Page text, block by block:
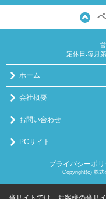
定休日:毎月
ホーム
会社概要
お問い合わせ
PCサイト
プライバシーポリ
Copyright(c) 株式